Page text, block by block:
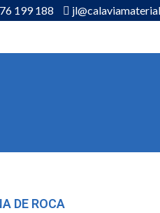
199 188
DE ROCA